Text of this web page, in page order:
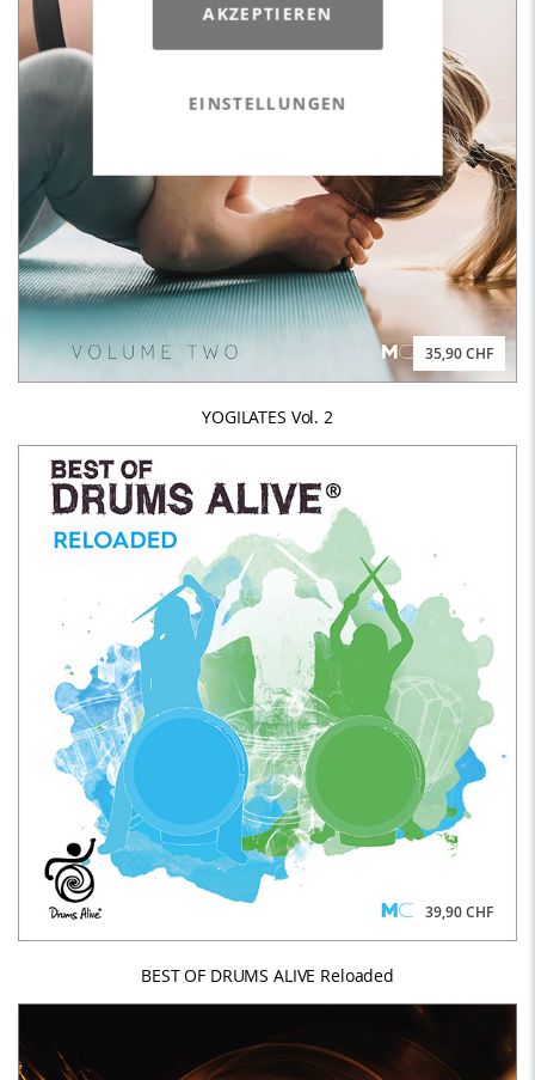
AKZEPTIEREN
EINSTELLUNGEN
35,90 CHF
YOGILATES Vol. 2
39,90 CHF
BEST OF DRUMS ALIVE Reloaded